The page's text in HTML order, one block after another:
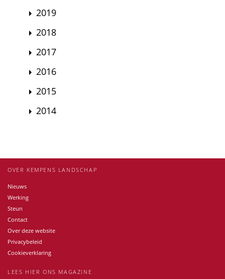
2019
2018
2017
2016
2015
2014
OVER KEMPENS LANDSCHAP
Nieuws
Werking
Steun
Contact
Over deze website
Privacybeleid
Cookieverklaring
LEES HIER ONS MAGAZINE